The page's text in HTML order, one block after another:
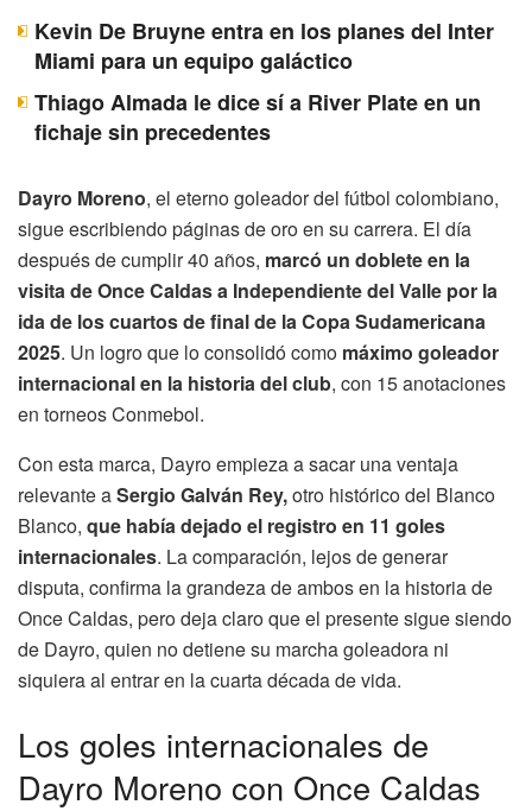
Kevin De Bruyne entra en los planes del Inter
Miami para un equipo galáctico
Thiago Almada le dice sí a River Plate en un
fichaje sin precedentes
Dayro Moreno, el eterno goleador del fútbol colombiano,
sigue escribiendo páginas de oro en su carrera. El día
después de cumplir 40 años, marcó un doblete en la
visita de Once Caldas a Independiente del Valle por la
ida de los cuartos de final de la Copa Sudamericana
2025. Un logro que lo consolidó como máximo goleador
internacional en la historia del club, con 15 anotaciones
en torneos Conmebol.
Con esta marca, Dayro empieza a sacar una ventaja
relevante aSergio Galván Rey,otro histórico del Blanco
Blanco, que había dejado el registro en 11 goles
internacionales. La comparación, lejos de generar
disputa, confirma la grandeza de ambos en la historia de
Once Caldas, pero deja claro que el presente sigue siendo
de Dayro, quien no detiene su marcha goleadora ni
siquiera al entrar en la cuarta década de vida.
Los goles internacionales de
Dayro Moreno con Once Caldas